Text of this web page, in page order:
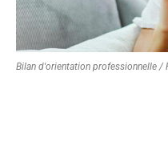
Bilan d'orientation professionnelle /